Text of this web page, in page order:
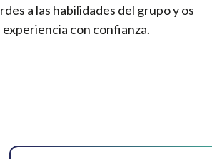
a las habilidades del grupo y os
experiencia con confianza.